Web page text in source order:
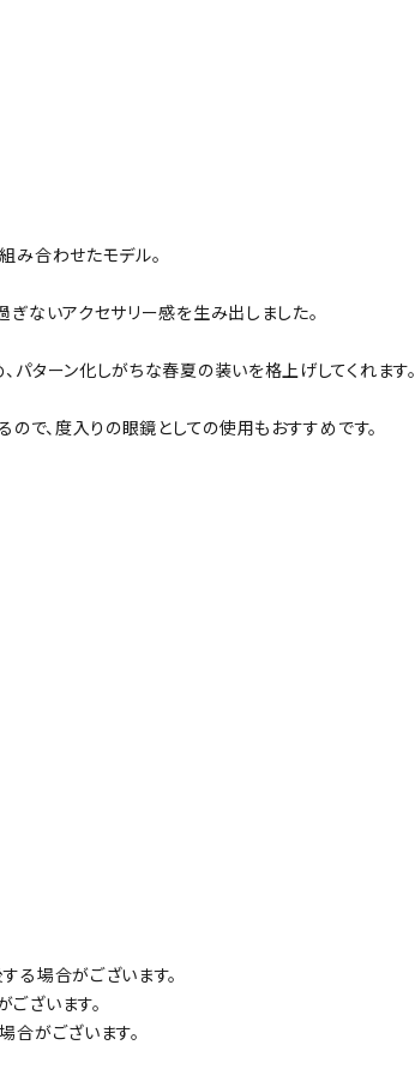
み合わせたモデル。
ぎないアクセサリー感を生み出しました。
ターン化しがちな春夏の装いを格上げしてくれます。
ので、度入りの眼鏡としての使用もおすすめです。
る場合がございます。
ざいます。
合がございます。